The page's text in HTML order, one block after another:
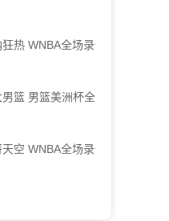
热 WNBA全场录像
篮 男篮美洲杯全场
空 WNBA全场录像